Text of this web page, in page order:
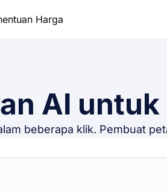
Harga
AI
beberapa klik. Pembuat